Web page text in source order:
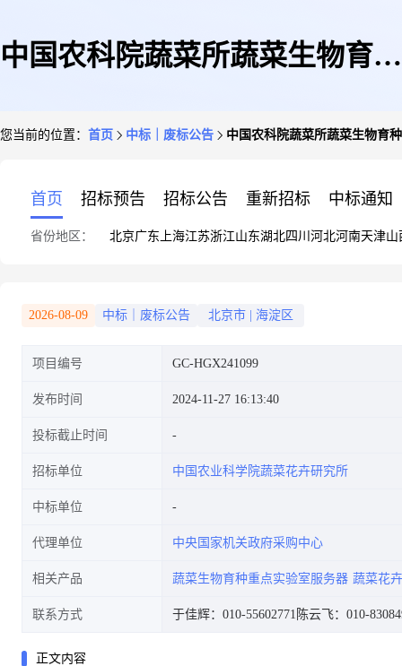
中国农科院蔬菜所蔬菜生物育种
您当前的位置： 首页 中标｜废标公告 中国农科院蔬菜所蔬菜生物育
首页 招标预告 招标公告 重新招标 中标通知
省份地区： 北京广东 上海江苏浙江山东湖北四川 河北河南天津山
2026-08-09 中标｜废标公告 北京市 海淀区
项目编号 GC-HGX241099
发布时间 2024-11-27 16:13:40
投标截止时间
招标单位 中国农业科学院蔬菜花卉研究所
中标单位
代理单位 中央国家机关政府采购中心
相关产品 蔬菜生物育种重点实验室服务器 蔬菜花卉
联系方式 于佳辉：010-55602771 陈云飞：010-
正文内容